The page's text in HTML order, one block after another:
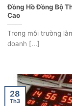
Đồng Hồ Đồng Bộ
Cao
Trong môi trường
doanh [...]
28
Th3